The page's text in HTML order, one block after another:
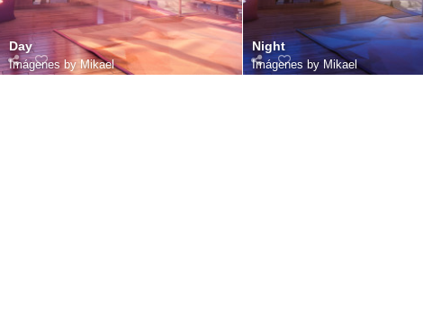
Day
Imágenes by Mikael
Night
Imágenes by Mikael